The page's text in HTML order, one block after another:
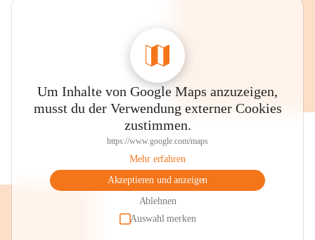
Um Inhalte von Google Maps anzuzeigen,
musst du der Verwendung externer Cookies
zustimmen.
https://www.google.com/maps
Mehr erfahren
Akzeptieren und anzeigen
Ablehnen
Auswahl merken